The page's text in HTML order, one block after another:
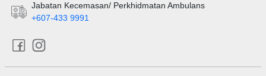
Jabatan Kecemasan/ Perkhidmatan Ambulans
+607-433 9991